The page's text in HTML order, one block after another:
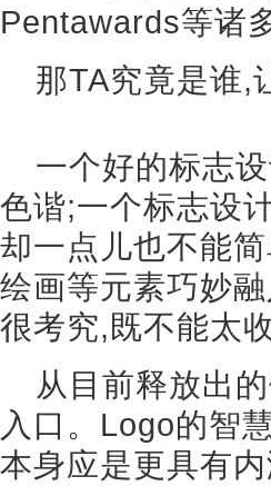
Pentawards等诸
那TA究竟是谁,
一个好的标志
色谐;一个标志设
却一点儿也不能
绘画等元素巧妙
很考究,既不能太
从目前释放出
入口。Logo的智
本身应是更具有